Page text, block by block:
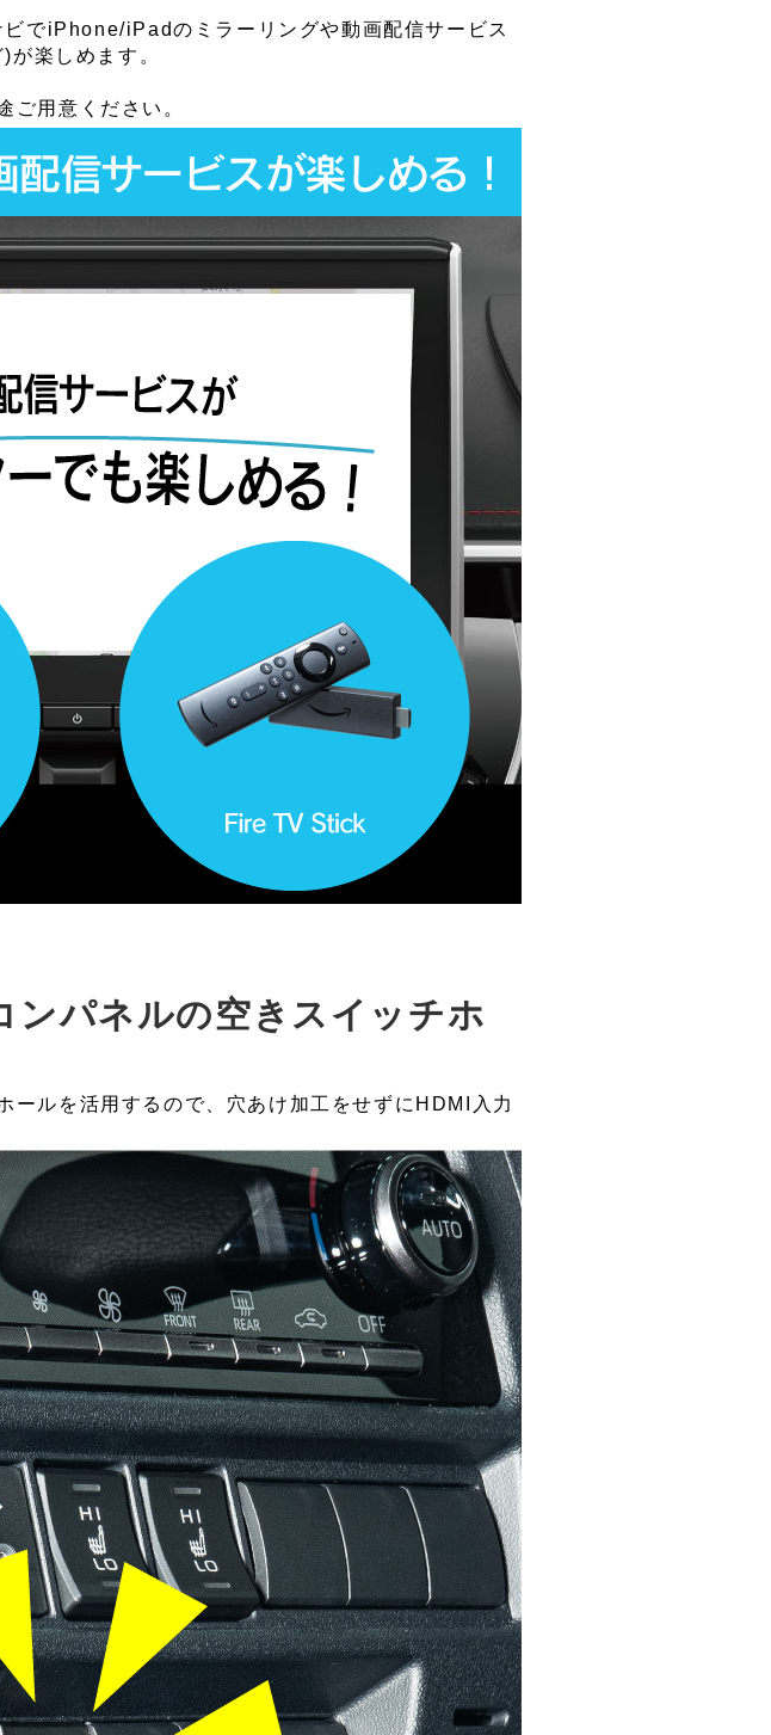
でiPhone/iPadのミラーリングや動画配信サービス
楽しめます。
ご用意ください。
ンパネルの空きスイッチホ
ールを活用するので、穴あけ加工をせずにHDMI入力